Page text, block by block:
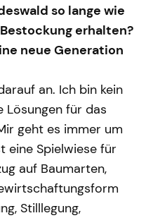
so lange wie
erhalten?
neue Generation
an. Ich bin kein
Lösungen für das
geht es immer um
eine Spielwiese für
auf Baumarten,
Stilllegung,